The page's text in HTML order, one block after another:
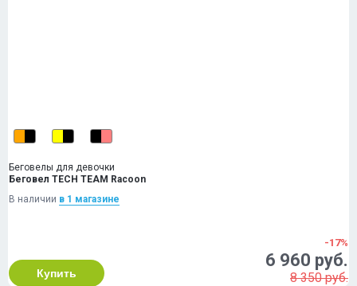
Беговелы для девочки
Беговел TECH TEAM Racoon
В наличии в 1 магазинe
Купить
-17%
6 960 руб.
8 350 руб.